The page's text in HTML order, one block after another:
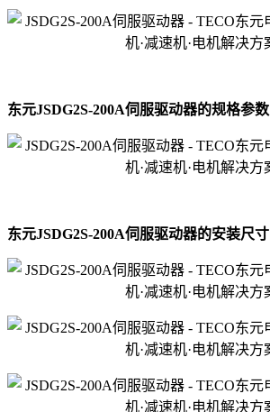
东元JSDG2S-200A伺服驱动器的规格参数
东元JSDG2S-200A伺服驱动器的安装尺寸